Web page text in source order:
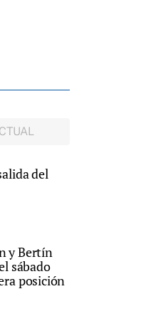
del
y Bertín
sábado
posición